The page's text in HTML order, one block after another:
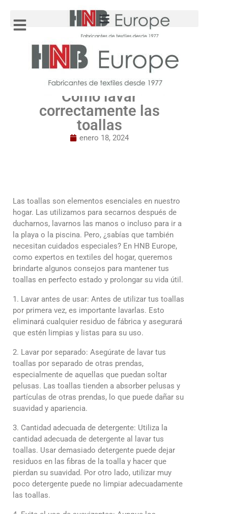
Cómo lavar
correctamente las
toallas
enero 18, 2024
Las toallas son elementos esenciales en nuestro
hogar. Las utilizamos para secarnos después de
ducharnos, lavarnos las manos o incluso para ir a
la playa o la piscina. Pero, ¿sabías que también
necesitan cuidados especiales? En HNB Europe,
como expertos en textiles del hogar, queremos
brindarte algunos consejos para mantener tus
toallas en perfecto estado y prolongar su vida útil.
1. Lavar antes de usar: Antes de utilizar tus toallas
por primera vez, es importante lavarlas. Esto
eliminará cualquier residuo de fábrica y asegurará
que estén limpias y listas para su uso.
2. Lavar por separado: Asegúrate de lavar tus
toallas por separado de otras prendas,
especialmente de aquellas que puedan soltar
pelusas. Las toallas tienden a absorber pelusas y
partículas de otras prendas, lo que puede dañar su
suavidad y apariencia.
3. Cantidad adecuada de detergente: Utiliza la
cantidad adecuada de detergente al lavar tus
toallas. Usar demasiado detergente puede dejar
residuos en las fibras de la toalla y hacer que
pierdan su suavidad. Por otro lado, utilizar muy
poco detergente puede no limpiar adecuadamente
las toallas.